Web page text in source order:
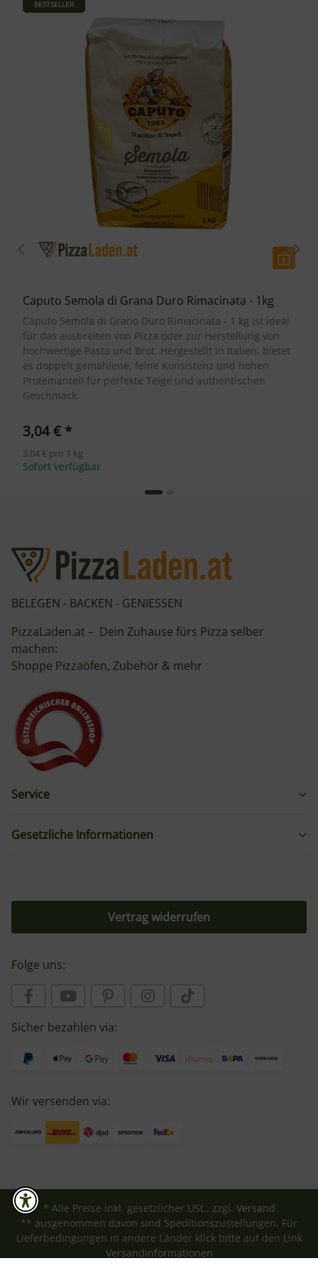
BESTSELLER
Caputo Semola di Grana Duro Rimacinata - 1kg
Caputo Semola di Grano Duro Rimacinata - 1 kg ist ideal
für das ausbreiten von Pizza oder zur Herstellung von
hochwertige Pasta und Brot. Hergestellt in Italien, bietet
es doppelt gemahlene, feine Konsistenz und hohen
Proteinanteil für perfekte Teige und authentischen
Geschmack.
3,04 € *
3,04 € pro 1 kg
Sofort verfügbar
BELEGEN - BACKEN - GENIESSEN
PizzaLaden.at – Dein Zuhause fürs Pizza selber
machen:
Shoppe Pizzaöfen, Zubehör & mehr
Service
Gesetzliche Informationen
Vertrag widerrufen
Folge uns:
Sicher bezahlen via:
Wir versenden via:
* Alle Preise inkl. gesetzlicher USt., zzgl. Versand
** ausgenommen davon sind Speditionszustellungen. Für
Lieferbedingungen in andere Länder klick bitte auf den Link
Versandinformationen